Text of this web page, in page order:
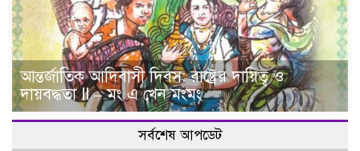
আন্তর্জাতিক আদিবাসী দিবস: রাষ্ট্রের দায়িত্ব ও
দায়বদ্ধতা II – মং এ খেন মংমং
সর্বশেষ আপডেট